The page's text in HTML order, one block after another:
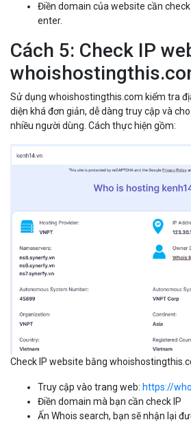
Điền domain của website cần
enter.
Cách 5: Check IP
Sử dụng whoishostingthis.com kiểm tra
diện khá đơn giản, dễ dàng truy cập và
nhiều người dùng. Cách thực hiện gồm:
Check IP website bằng
Truy cập vào trang web: https://
Điền domain mà bạn cần check IP
Ấn Whois search, bạn sẽ nhận lại